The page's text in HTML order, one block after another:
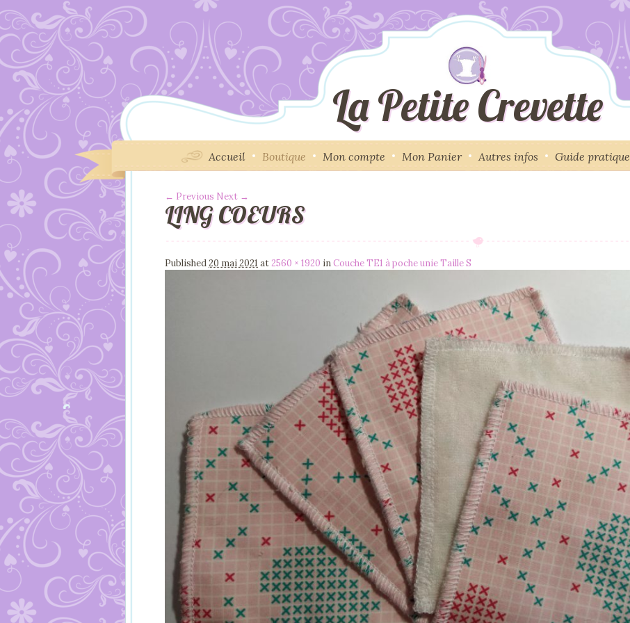
La Petite Crevette
Accueil Boutique Mon compte Mon Panier Autres infos Guide pratique
Image navigation
← Previous Next →
LING COEURS
Published20 mai 2021 at2560 × 1920 inCouche TE1 à poche unie Taille S